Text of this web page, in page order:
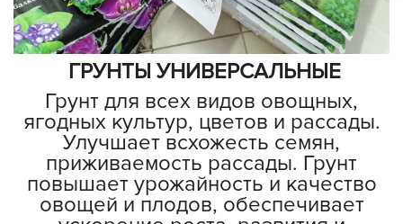
ГРУНТЫ УНИВЕРСАЛЬНЫЕ
Грунт для всех видов овощных,
ягодных культур, цветов и рассады.
Улучшает всхожесть семян,
приживаемость рассады. Грунт
повышает урожайность и качество
овощей и плодов, обеспечивает